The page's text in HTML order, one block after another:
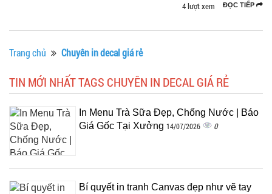
ĐỌC TIẾP
4 lượt xem
Trang chủ Chuyên in decal giá rẻ
TIN MỚI NHẤT TAGS CHUYÊN IN DECAL GIÁ RẺ
In Menu Trà Sữa Đẹp, Chống Nước | Báo
Giá Gốc Tại Xưởng 14/07/2026 0
Bí quyết in tranh Canvas đẹp như vẽ tay